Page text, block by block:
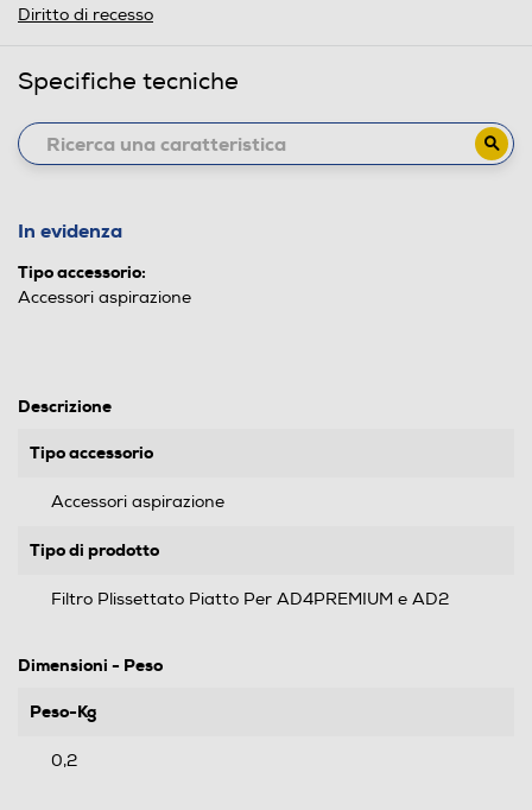
Diritto di recesso
Specifiche tecniche
In evidenza
Tipo accessorio:
Accessori aspirazione
Descrizione
Tipo accessorio
Accessori aspirazione
Tipo di prodotto
Filtro Plissettato Piatto Per AD4PREMIUM e AD2
Dimensioni - Peso
Peso-Kg
0,2